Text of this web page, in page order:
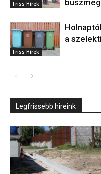
Friss Hírek
Friss Hírek
a
Legfrissebb hireink